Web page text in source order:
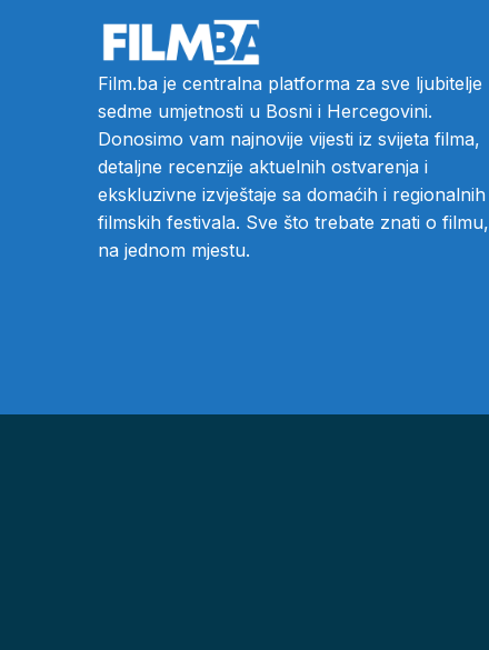
Film.ba je centralna platforma za sve ljubitelje
sedme umjetnosti u Bosni i Hercegovini.
Donosimo vam najnovije vijesti iz svijeta filma,
detaljne recenzije aktuelnih ostvarenja i
ekskluzivne izvještaje sa domaćih i regionalnih
filmskih festivala. Sve što trebate znati o filmu,
na jednom mjestu.